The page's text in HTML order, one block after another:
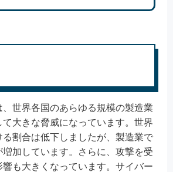
世界各国のあらゆる規模の製造業
大きな脅威になっています。世界
る割合は低下しましたが、製造業で
加しています。さらに、攻撃を受
も大きくなっています。サイバー